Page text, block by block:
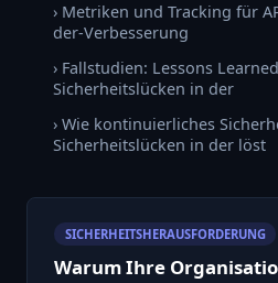
› Metriken und Tracking für
der-Verbesserung
› Fallstudien: Lessons
Sicherheitslücken in der
› Wie kontinuierliches
Sicherheitslücken in der löst
SICHERHEITSHERAUSFORDERUNG
Warum Ihre